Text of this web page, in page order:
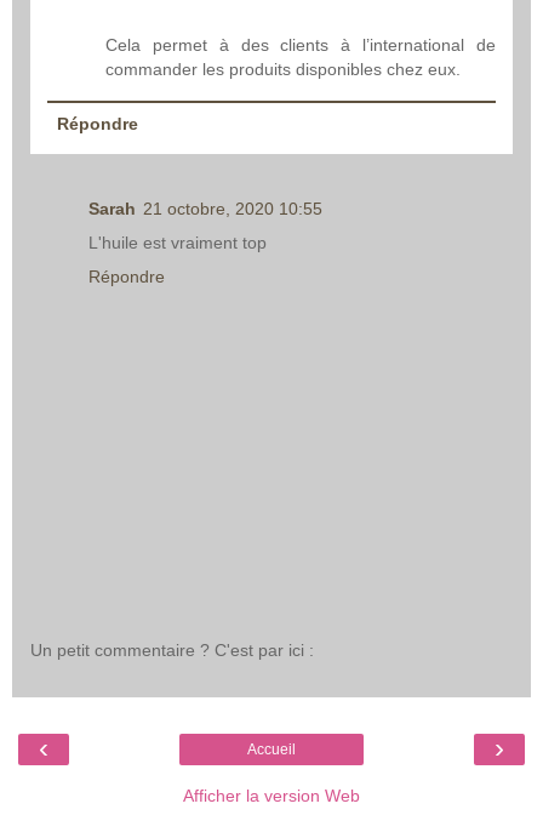
Cela permet à des clients à l’international de
commander les produits disponibles chez eux.
Répondre
Sarah 21 octobre, 2020 10:55
L'huile est vraiment top
Répondre
Un petit commentaire ? C'est par ici :
‹ ›
Accueil
Afficher la version Web